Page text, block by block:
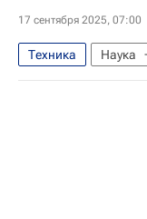
Технологическое
Наука
17 сентября 2025, 07:00
Техника Наука
Университетская